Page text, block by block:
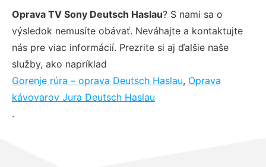
Oprava TV Sony Deutsch Haslau? S nami sa o
výsledok nemusíte obávať. Neváhajte a kontaktujte
nás pre viac informácií. Prezrite si aj ďalšie naše
služby, ako napríklad
Gorenje rúra – oprava Deutsch Haslau, Oprava
kávovarov Jura Deutsch Haslau
.